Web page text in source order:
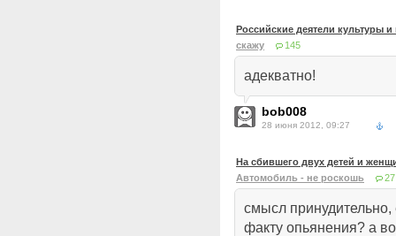
Российские деятели культуры
скажу
145
адекватно!
bob008
28 июня 2012, 09:27
На сбившего двух детей и
Автомобиль - не роскошь
27
смысл принудительно,
факту опьянения? а